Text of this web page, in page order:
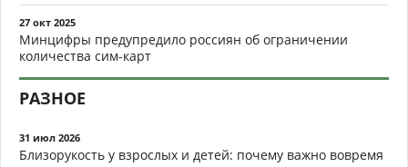
27 окт 2025
Минцифры предупредило россиян об ограничении
количества сим-карт
РАЗНОЕ
31 июл 2026
Близорукость у взрослых и детей: почему важно вовремя